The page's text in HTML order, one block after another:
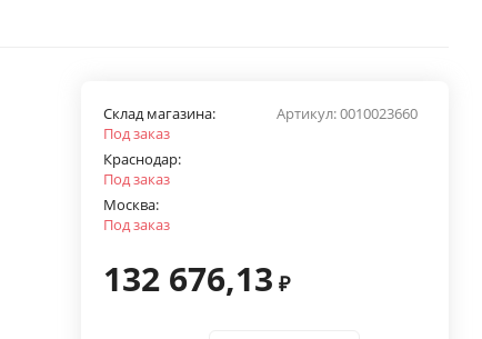
Артикул:0010023660
Склад магазина:
Под заказ
Краснодар:
Под заказ
Москва:
Под заказ
132 676,13 ₽